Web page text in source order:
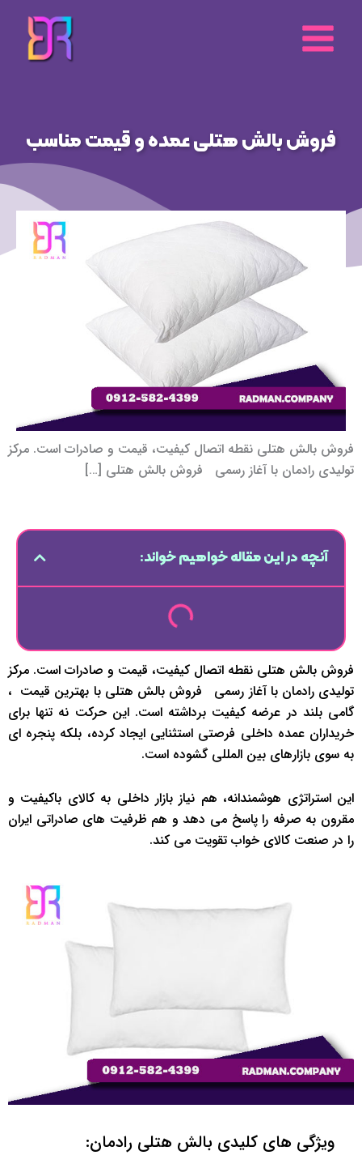
محتوا
فروش بالش هتلی عمده و قیمت مناسب
فروش بالش هتلی نقطه اتصال کیفیت، قیمت و صادرات است. مرکز
تولیدی رادمان با آغاز رسمی ‌ ‌فروش بالش هتلی […]
آنچه در این مقاله خواهیم خواند:
فروش بالش هتلی نقطه اتصال کیفیت، قیمت و صادرات است. مرکز
تولیدی رادمان با آغاز رسمی ‌ ‌فروش بالش هتلی با بهترین قیمت ‌ ‌،
گامی بلند در عرضه کیفیت برداشته است. این حرکت نه تنها برای
خریداران عمده داخلی فرصتی استثنایی ایجاد کرده، بلکه پنجره ‌ای
به سوی بازارهای بین ‌المللی گشوده است.
این استراتژی هوشمندانه، هم نیاز بازار داخلی به کالای باکیفیت و
مقرون ‌به ‌صرفه را پاسخ می ‌دهد و هم ظرفیت ‌های صادراتی ایران
را در صنعت کالای خواب تقویت می ‌کند.
‌ ‌ ‌ ویژگی ‌های کلیدی بالش هتلی رادمان: